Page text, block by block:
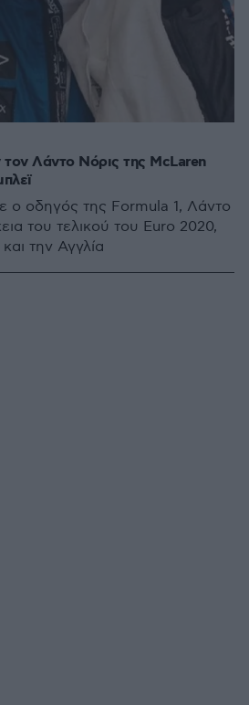
Λάντο Νόρις της McLaren
ο οδηγός της Formula 1, Λάντο
του τελικού του Euro 2020,
την Αγγλία